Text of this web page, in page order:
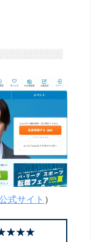
式サイト ）